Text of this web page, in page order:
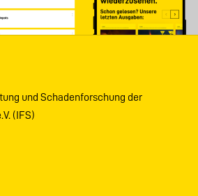
und Schadenforschung der
(IFS)